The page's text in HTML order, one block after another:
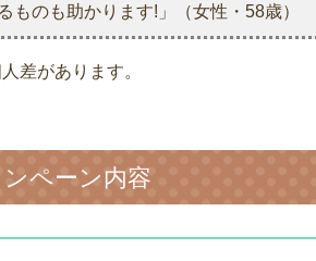
ものも助かります!」（女性・58歳）
差があります。
ペーン内容